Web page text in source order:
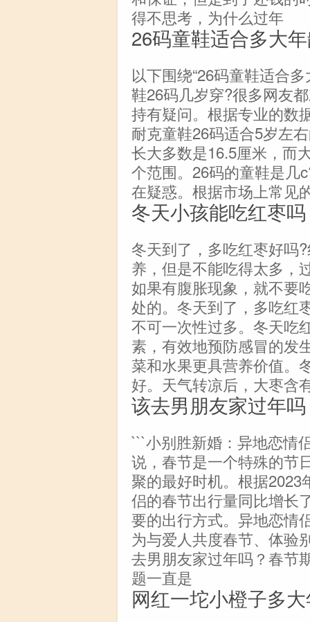
得不思考，为什么过年
26码童鞋适合多大
以下围绕“26码童鞋适合
鞋26码几岁穿?很多网友
持有疑问。根据专业的数
耐克童鞋26码适合5岁左
长大多数是16.5厘米，而
个范围。26码的童鞋是几
在疑惑。根据市场上常见
冬天小孩能吃红枣吗
冬天到了，多吃红枣好吗
养，但是不能吃得太多，
如果有腹胀现象，就不要
处的。冬天到了，多吃红
不可一次性过多。冬天吃
素，有效地预防感冒的发
菜和水果更具营养价值。
好。天气转凉后，大枣含
该去男朋友家过年吗
```小别胜新婚：异地恋情
说，春节是一个特殊的节
聚的最好时机。根据
侣的春节出行量同比增长
要的出行方式。异地恋情
为与爱人共度春节、体验
去男朋友家过年吗？春节
题一直是
网红一坨小橙子多